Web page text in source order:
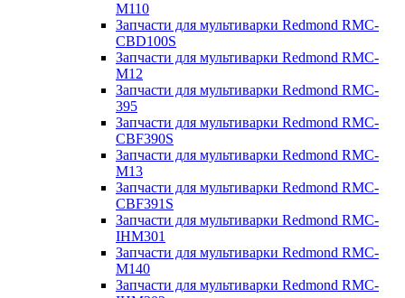
M110
Запчасти для мультиварки Redmond RMC-
CBD100S
Запчасти для мультиварки Redmond RMC-
M12
Запчасти для мультиварки Redmond RMC-
395
Запчасти для мультиварки Redmond RMC-
CBF390S
Запчасти для мультиварки Redmond RMC-
M13
Запчасти для мультиварки Redmond RMC-
CBF391S
Запчасти для мультиварки Redmond RMC-
IHM301
Запчасти для мультиварки Redmond RMC-
M140
Запчасти для мультиварки Redmond RMC-